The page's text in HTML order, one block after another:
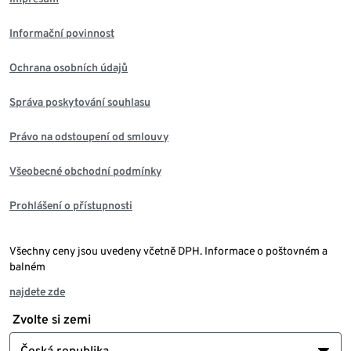
Informační povinnost
Ochrana osobních údajů
Správa poskytování souhlasu
Právo na odstoupení od smlouvy
Všeobecné obchodní podmínky
Prohlášení o přístupnosti
Všechny ceny jsou uvedeny včetně DPH. Informace o poštovném a
balném
najdete zde
Zvolte si zemi